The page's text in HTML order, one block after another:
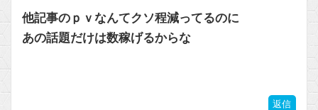
他記事のｐｖなんてクソ程減ってるのに
あの話題だけは数稼げるからな
返信